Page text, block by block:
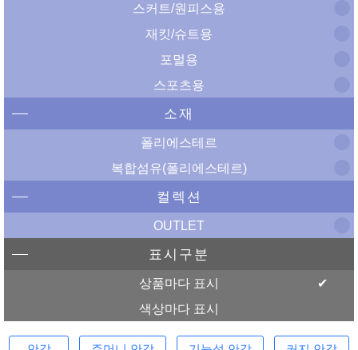
스커트/원피스용
재킷/슈트용
포멀용
스포츠용
소재
폴리에스테르
복합섬유(폴리에스테르)
컬렉션
OUTLET
표시구분
상품마다 표시
색상마다 표시